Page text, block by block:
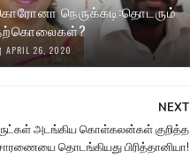
நெருக்கடி:தொடரும்
APRIL 26, 2020
NEXT
அடங்கிய கொள்கலன்கள் குறித்த
தொடங்கியது பிரித்தானியா!